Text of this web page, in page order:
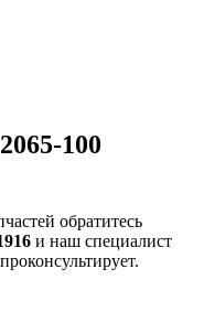
100
обратитесь
и наш специалист